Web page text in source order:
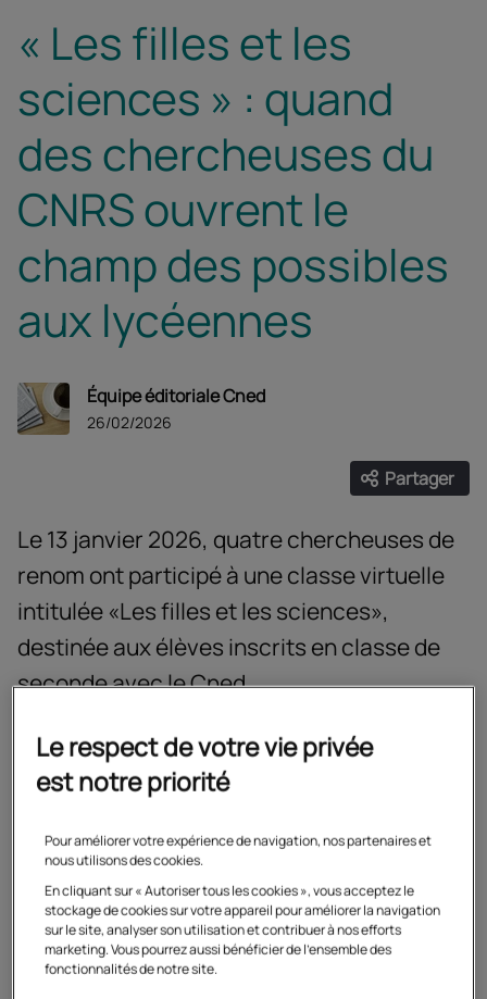
« Les filles et les
sciences » : quand
des chercheuses du
CNRS ouvrent le
champ des possibles
aux lycéennes
Équipe éditoriale Cned
26/02/2026
Partager
Ouvrir
Le 13 janvier 2026, quatre chercheuses de
renom ont participé à une classe virtuelle
intitulée «Les filles et les sciences»,
destinée aux élèves inscrits en classe de
seconde avec le Cned.
À un moment clé de leur parcours scolaire, cette
rencontre organisée par les équipes pédagogiques du
de genre et encourager les jeunes filles à se projeter
dans les sciences.
Un projet construit pour agir
au bon moment
Le respect de votre vie privée
est notre priorité
Pour améliorer votre expérience de navigation, nos partenaires et
nous utilisons des cookies.
En cliquant sur « Autoriser tous les cookies », vous acceptez le
stockage de cookies sur votre appareil pour améliorer la navigation
sur le site, analyser son utilisation et contribuer à nos efforts
marketing. Vous pourrez aussi bénéficier de l'ensemble des
fonctionnalités de notre site.